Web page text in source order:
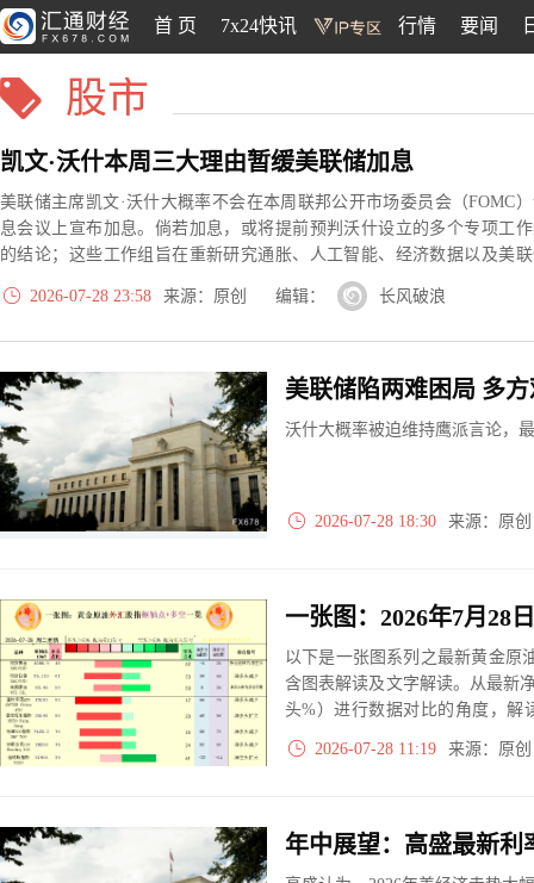
首 页 7x24快讯 行情 要闻
股市
凯文·沃什本周三大理由暂缓美联储加息
美联储主席凯文·沃什大概率不会在本周联邦公开市场委员会（FOMC
息会议上宣布加息。倘若加息，或将提前预判沃什设立的多个专项工
的结论；这些工作组旨在重新研究通胀、人工智能、经济数据以及美
2026-07-28 23:58
来源：原创 编辑： 长风破浪
美联储陷两难困局 多
沃什大概率被迫维持鹰派言论，
2026-07-28 18:30 来源：原
以下是一张图系列之最新黄金原
含图表解读及文字解读。从最新
头%）进行数据对比的角度，解
大、净多头减小、净空头无变
实际数据对比结果对应展示其中
2026-07-28 11:19 来源：原
年中展望：高盛最新利